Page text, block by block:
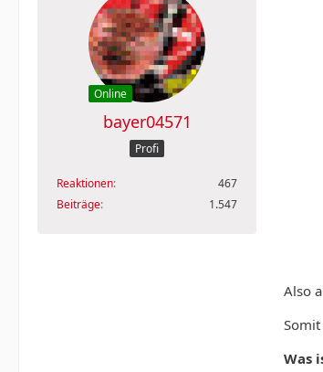
Online
bayer04571
Profi
Reaktionen
467
Beiträge
1.547
Also
Was